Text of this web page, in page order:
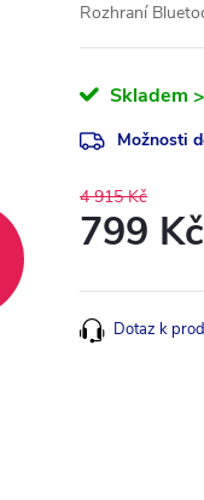
Rozhraní
Skladem
Možnosti
4 915 Kč
799 Kč
cena:
Dotaz k